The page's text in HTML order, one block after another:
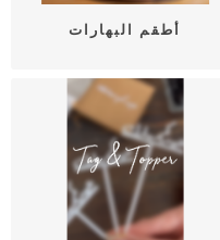
أطقم البهارات